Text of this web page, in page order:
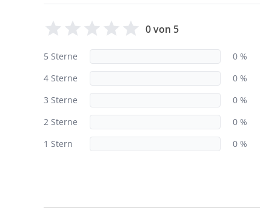
0 von 5
5 Sterne
0 %
4 Sterne
0 %
3 Sterne
0 %
2 Sterne
0 %
1 Stern
0 %